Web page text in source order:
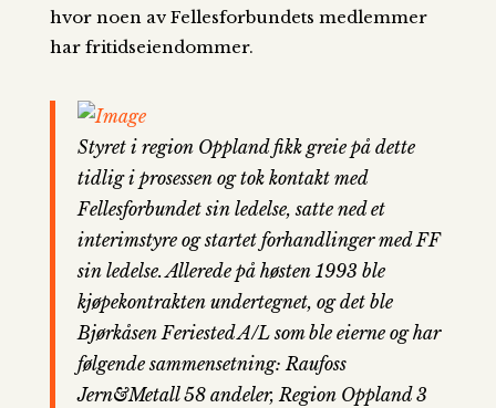
hvor noen av Fellesforbundets medlemmer
har fritidseiendommer.
Styret i region Oppland fikk greie på dette
tidlig i prosessen og tok kontakt med
Fellesforbundet sin ledelse, satte ned et
interimstyre og startet forhandlinger med FF
sin ledelse. Allerede på høsten 1993 ble
kjøpekontrakten undertegnet, og det ble
Bjørkåsen Feriested A/L som ble eierne og har
følgende sammensetning: Raufoss
Jern&Metall 58 andeler, Region Oppland 3